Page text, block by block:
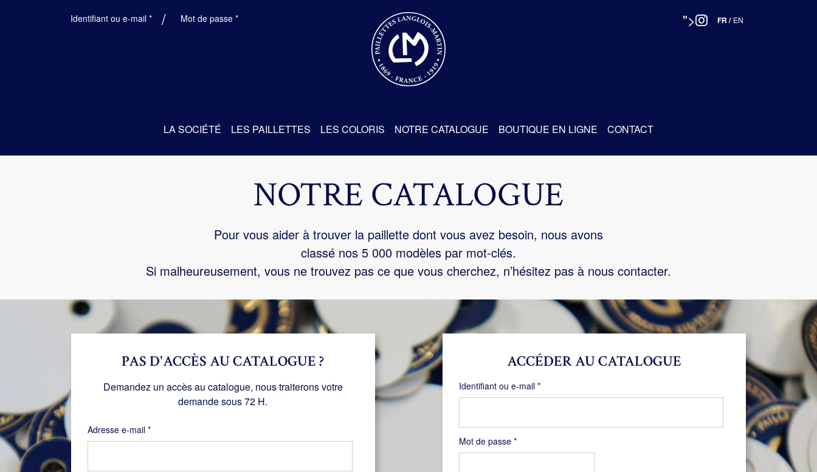
Identifiant ou e-mail *ObligatoireMot de passe *Obligatoire "> FR / EN
LA SOCIÉTÉ LES PAILLETTES LES COLORIS NOTRE CATALOGUE BOUTIQUE EN LIGNE CONTACT
NOTRE CATALOGUE
Pour vous aider à trouver la paillette dont vous avez besoin, nous avons
classé nos 5 000 modèles par mot-clés.
Si malheureusement, vous ne trouvez pas ce que vous cherchez, n’hésitez pas à nous contacter.
ACCÉDER AU CATALOGUE
Identifiant ou e-mail *Obligatoire
Mot de passe *Obligatoire
PAS D'ACCÈS AU CATALOGUE ?
Demandez un accès au catalogue, nous traiterons votre
demande sous 72 H.
Adresse e-mail *Obligatoire